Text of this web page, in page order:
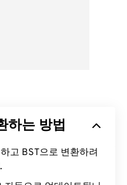
하는 방법
고 BST으로 변환하려